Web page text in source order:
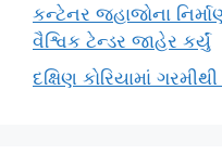
કન્ટેનર જહાજોના
વૈશ્વિક ટેન્ડર જાહેર કર્યું
દક્ષિણ કોરિયામાં